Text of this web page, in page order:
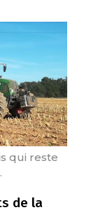
qui reste
de la